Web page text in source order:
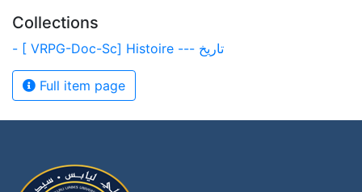
Collections
- [ VRPG-Doc-Sc] Histoire --- تاريخ
Full item page